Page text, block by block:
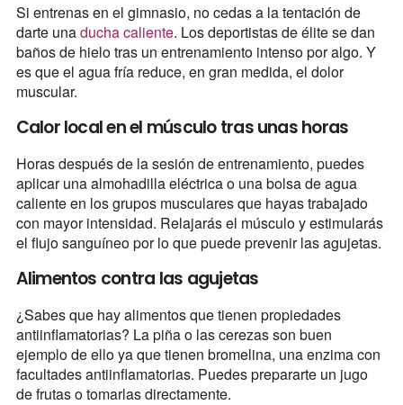
Si entrenas en el gimnasio, no cedas a la tentación de
darte unaducha caliente. Los deportistas de élite se dan
baños de hielo tras un entrenamiento intenso por algo. Y
es que el agua fría reduce, en gran medida, el dolor
muscular.
Calor local en el músculo tras unas horas
Horas después de la sesión de entrenamiento, puedes
aplicar una almohadilla eléctrica o una bolsa de agua
caliente en los grupos musculares que hayas trabajado
con mayor intensidad. Relajarás el músculo y estimularás
el flujo sanguíneo por lo que puede prevenir las agujetas.
Alimentos contra las agujetas
¿Sabes que hay alimentos que tienen propiedades
antiinflamatorias? La piña o las cerezas son buen
ejemplo de ello ya que tienen bromelina, una enzima con
facultades antiinflamatorias. Puedes prepararte un jugo
de frutas o tomarlas directamente.